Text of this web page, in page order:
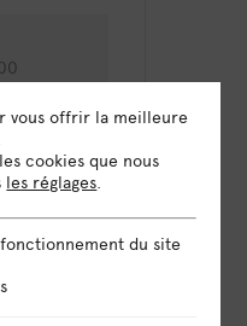
Paris
vous offrir la meilleure
cookies que nous
les réglages
du site du site